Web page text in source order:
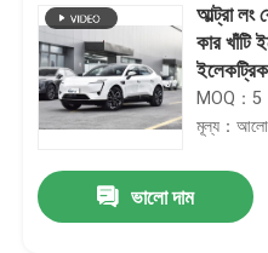
আল্ট্রা লং
কার খাঁটি
MOQ：5
মূল্য：
ভালো দাম